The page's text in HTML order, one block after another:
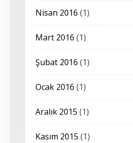
Nisan 2016 (1)
Mart 2016 (1)
Şubat 2016 (1)
Ocak 2016 (1)
Aralık 2015 (1)
Kasım 2015 (1)